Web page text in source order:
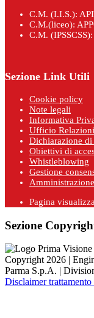
C.M. (I.I.S.):
C.M.(liceo):
C.M.
Sezione Link Utili
Cookie policy
Note legali
Informativa
Ufficio
Dichiarazione di
Obiettivi di
Whistleblowing
Gestione
Pagina
Sezione
Copyright 2026 |
Parma S.p.A. |
Disclaimer trattamento